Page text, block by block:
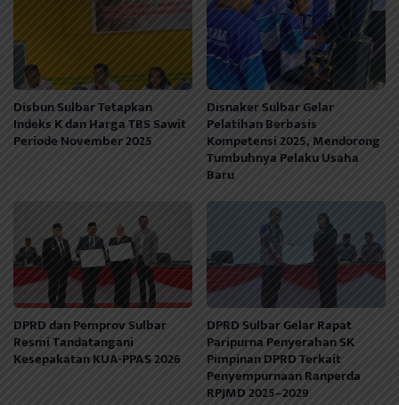
Disbun Sulbar Tetapkan
Indeks K dan Harga TBS Sawit
Periode November 2025
Disnaker Sulbar Gelar
Pelatihan Berbasis
Kompetensi 2025, Mendorong
Tumbuhnya Pelaku Usaha
Baru
DPRD dan Pemprov Sulbar
Resmi Tandatangani
Kesepakatan KUA-PPAS 2026
DPRD Sulbar Gelar Rapat
Paripurna Penyerahan SK
Pimpinan DPRD Terkait
Penyempurnaan Ranperda
RPJMD 2025–2029